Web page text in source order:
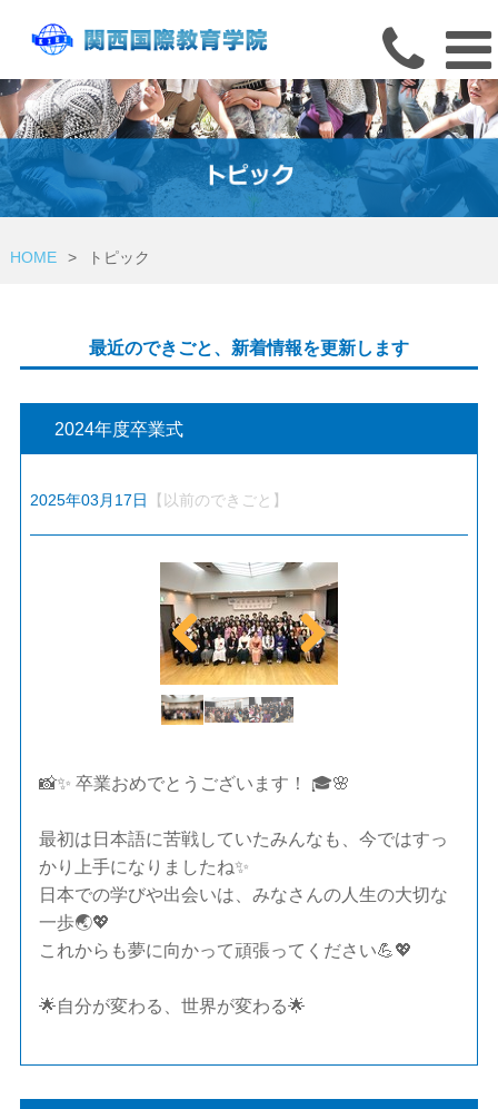
HOME > トピック
最近のできごと、新着情報を更新します
2024年度卒業式
2025年03月17日 【以前のできごと】
Previ
ous
Next
📸✨ 卒業おめでとうございます！ 🎓🌸
最初は日本語に苦戦していたみんなも、今ではすっ
かり上手になりましたね✨
日本での学びや出会いは、みなさんの人生の大切な
一歩🌏💖
これからも夢に向かって頑張ってください💪💖
🌟自分が変わる、世界が変わる🌟